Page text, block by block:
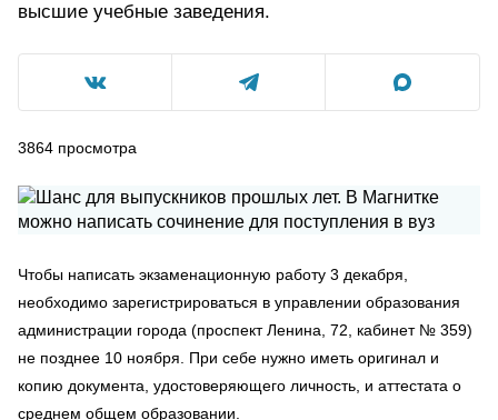
высшие учебные заведения.
3864 просмотра
Чтобы написать экзаменационную работу 3 декабря,
необходимо зарегистрироваться в управлении образования
администрации города (проспект Ленина, 72, кабинет № 359)
не позднее 10 ноября. При себе нужно иметь оригинал и
копию документа, удостоверяющего личность, и аттестата о
среднем общем образовании.